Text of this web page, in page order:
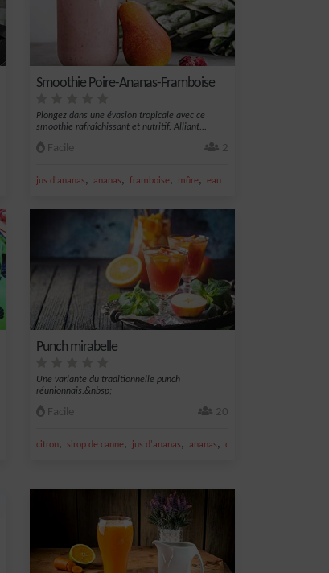
Smoothie Poire-Ananas-Framboise
Plongez dans une évasion tropicale avec ce
smoothie rafraîchissant et nutritif. Alliant...
Facile 2
jus d'ananas, ananas, framboise, mûre, eau
jus d'orange
Punch mirabelle
Une variante du traditionnelle punch
réunionnais.&nbsp;
Facile 20
citron, sirop de canne, jus d'ananas, ananas, orange